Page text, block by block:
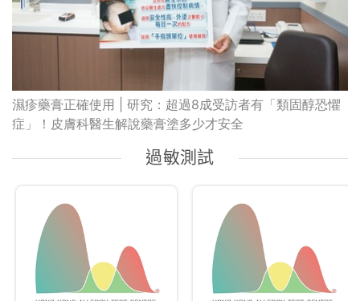
濕疹藥膏正確使用 | 研究：超過8成受訪者有「類固醇恐懼
症」！皮膚科醫生解說藥膏塗多少才安全